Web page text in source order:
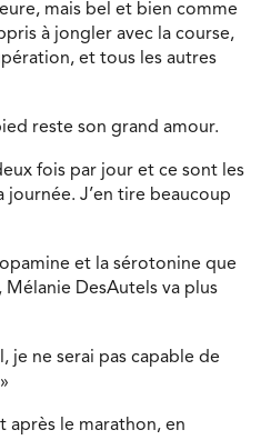
mais bel et bien comme
à jongler avec la course,
et tous les autres
reste son grand amour.
fois par jour et ce sont les
J’en tire beaucoup
et la sérotonine que
Mélanie DesAutels va plus
je ne serai pas capable de
après le marathon, en